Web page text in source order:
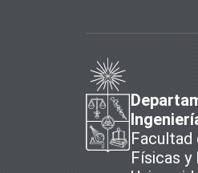
Facultad
Físicas